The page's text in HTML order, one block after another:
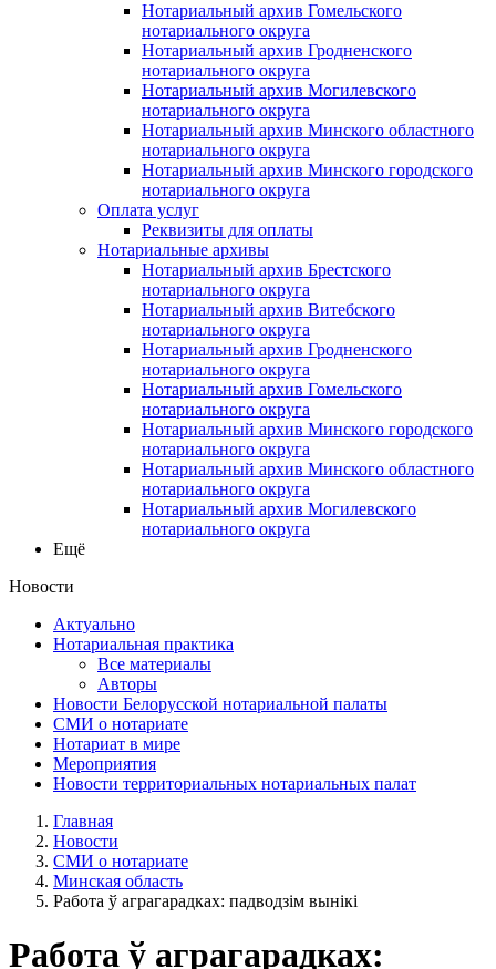
Нотариальный архив Гомельского
нотариального округа
Нотариальный архив Гродненского
нотариального округа
Нотариальный архив Могилевского
нотариального округа
Нотариальный архив Минского областного
нотариального округа
Нотариальный архив Минского городского
нотариального округа
Оплата услуг
Реквизиты для оплаты
Нотариальные архивы
Нотариальный архив Брестского
нотариального округа
Нотариальный архив Витебского
нотариального округа
Нотариальный архив Гродненского
нотариального округа
Нотариальный архив Гомельского
нотариального округа
Нотариальный архив Минского городского
нотариального округа
Нотариальный архив Минского областного
нотариального округа
Нотариальный архив Могилевского
нотариального округа
Ещё
Новости
Актуально
Нотариальная практика
Все материалы
Авторы
Новости Белорусской нотариальной палаты
СМИ о нотариате
Нотариат в мире
Мероприятия
Новости территориальных нотариальных палат
Главная
Новости
СМИ о нотариате
Минская область
Работа ў аграгарадках: падводзім вынікі
Работа ў аграгарадках: